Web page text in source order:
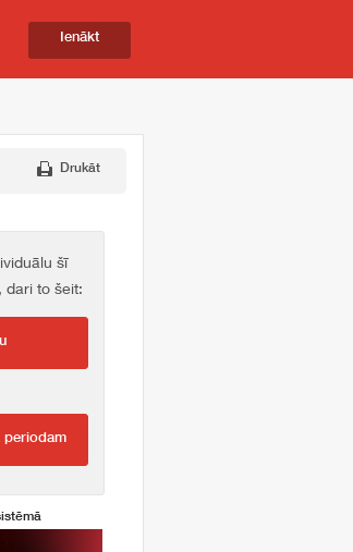
Ienākt
Drukāt
šī
dari to šeit:
periodam